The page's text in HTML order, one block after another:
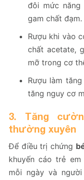
đôi mức
gam chất đạm.
Rượu khi vào
chất acetate,
mỡ trong cơ
Rượu làm
tăng nguy cơ
3. Tăng
thường xuyên
Để điều trị chứng
khuyến cáo trẻ
mỗi ngày và